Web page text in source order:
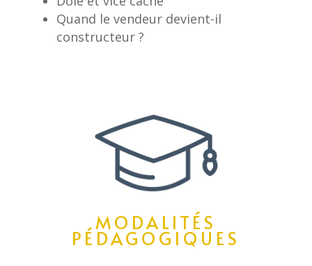
Quand le vendeur devient-il
constructeur ?
MODALITÉS
PÉDAGOGIQUES